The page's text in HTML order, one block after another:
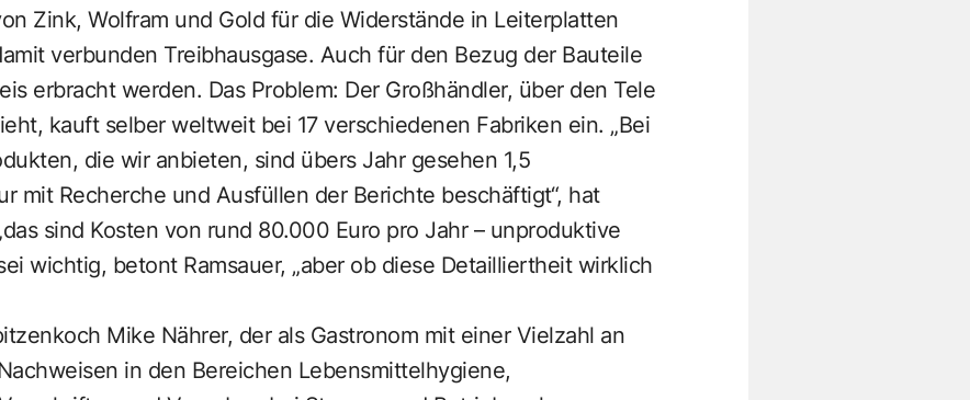
Zink, Wolfram und Gold für die Widerstände in Leiterplatten
verbunden Treibhausgase. Auch für den Bezug der Bauteile
erbracht werden. Das Problem: Der Großhändler, über den Tele
kauft selber weltweit bei 17 verschiedenen Fabriken ein. „Bei
die wir anbieten, sind übers Jahr gesehen 1,5
mit Recherche und Ausfüllen der Berichte beschäftigt“, hat
sind Kosten von rund 80.000 Euro pro Jahr – unproduktive
wichtig, betont Ramsauer, „aber ob diese Detailliertheit wirklich
Mike Nährer, der als Gastronom mit einer Vielzahl an
in den Bereichen Lebensmittelhygiene,